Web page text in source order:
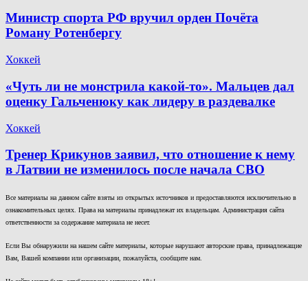
Министр спорта РФ вручил орден Почёта
Роману Ротенбергу
Хоккей
«Чуть ли не монстрила какой-то». Мальцев дал
оценку Гальченюку как лидеру в раздевалке
Хоккей
Тренер Крикунов заявил, что отношение к нему
в Латвии не изменилось после начала СВО
Все материалы на данном сайте взяты из открытых источников и предоставляются исключительно в
ознакомительных целях. Права на материалы принадлежат их владельцам. Администрация сайта
ответственности за содержание материала не несет.
Если Вы обнаружили на нашем сайте материалы, которые нарушают авторские права, принадлежащие
Вам, Вашей компании или организации, пожалуйста, сообщите нам.